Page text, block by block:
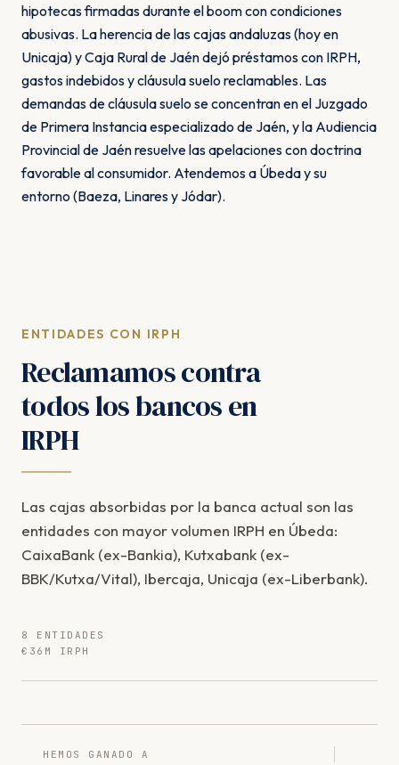
hipotecas firmadas durante el boom con condiciones
abusivas. La herencia de las cajas andaluzas (hoy en
Unicaja) y Caja Rural de Jaén dejó préstamos con IRPH,
gastos indebidos y cláusula suelo reclamables. Las
demandas de cláusula suelo se concentran en el Juzgado
de Primera Instancia especializado de Jaén, y la Audiencia
Provincial de Jaén resuelve las apelaciones con doctrina
favorable al consumidor. Atendemos a Úbeda y su
entorno (Baeza, Linares y Jódar).
ENTIDADES CON IRPH
Reclamamos contra
todos los bancos en
IRPH
Las cajas absorbidas por la banca actual son las
entidades con mayor volumen IRPH en Úbeda:
CaixaBank (ex-Bankia), Kutxabank (ex-
BBK/Kutxa/Vital), Ibercaja, Unicaja (ex-Liberbank).
8 ENTIDADES
€36M IRPH
HEMOS GANADO A